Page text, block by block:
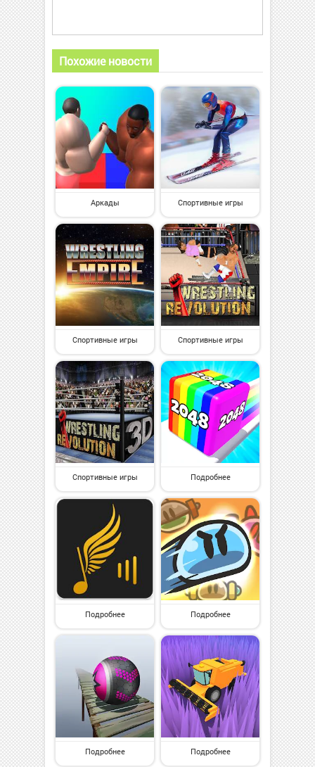
Похожие новости
Аркады Спортивные игры
Спортивные игры Спортивные игры
Спортивные игры Подробнее
Подробнее Подробнее
Подробнее Подробнее